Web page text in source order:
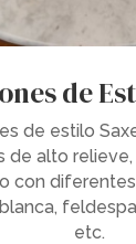
de
de estilo
de alto
con
etc.